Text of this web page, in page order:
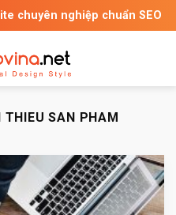
chuyên nghiệp chuẩn SEO
THIEU SAN PHAM